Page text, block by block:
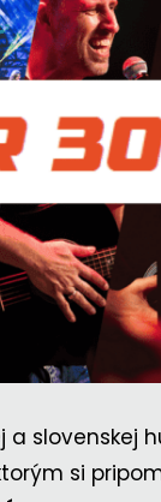
a slovenskej
si